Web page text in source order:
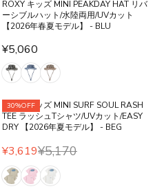
4
L
E
O
¥
4
,
4
0
¥
,
6
0
0
,
N
O
O
N
S
L
P
I
E
¥
5
,
3
9
0
ROXY キッズ MINI PEAKDAY HAT リバ
ーシブルハット/水陸両用/UVカット
【2026年春夏モデル】 - BLU
R
E
G
L
A
P
I
¥5,060
30%OFF
ROXY キッズ MINI SURF SOUL RASH
TEE ラッシュTシャツ/UVカット/EASY
DRY 【2026年夏モデル】 - BEG
R
E
G
¥3,619¥5,170